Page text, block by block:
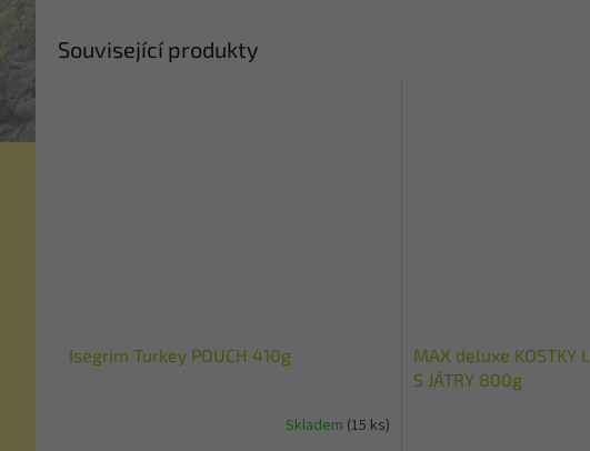
Související produkty
Isegrim Turkey POUCH 410g
Skladem (15 ks)
MAX deluxe KOSTKY
S JÁTRY 800g